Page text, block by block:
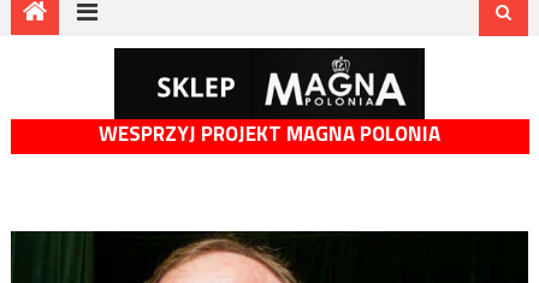
WESPRZYJ PROJEKT MAGNA POLONIA